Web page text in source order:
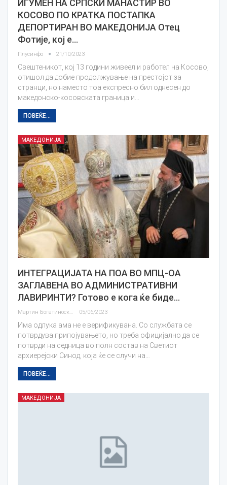
ИГУМЕН НА СРПСКИ МАНАСТИР ВО
КОСОВО ПО КРАТКА ПОСТАПКА
ДЕПОРТИРАН ВО МАКЕДОНИЈА Отец
Фотије, кој е…
Плусинфо 21/10/2023
Свештеникот, кој 13 години живеел и работел на Косово,
отишол да добие продолжување на престојот за
странци, но наместо тоа експресно бил однесен до
македонско-косовската граница и…
ПОВЕЌЕ...
МАКЕДОНИЈА
ИНТЕГРАЦИЈАТА НА ПОА ВО МПЦ-ОА
ЗАГЛАВЕНА ВО АДМИНИСТРАТИВНИ
ЛАВИРИНТИ? Готово е кога ќе биде…
Мартин Богатиноски 05/06/2023
Има одлука ама не е верификувана. Со службата се
потврдува припојувањето, но треба официјално да се
потврди на седница во полн состав на Светиот
архиерејски Синод, која ќе се случи на…
ПОВЕЌЕ...
МАКЕДОНИЈА